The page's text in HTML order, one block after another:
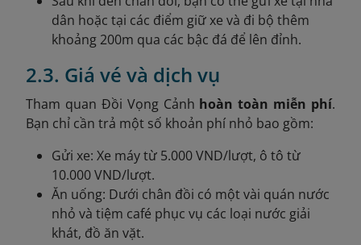
dân hoặc tại các điểm giữ xe và đi bộ thêm
khoảng 200m qua các bậc đá để lên đỉnh.
2.3. Giá vé và dịch vụ
Tham quan Đồi Vọng Cảnh hoàn toàn miễn phí.
Bạn chỉ cần trả một số khoản phí nhỏ bao gồm:
Gửi xe: Xe máy từ 5.000 VND/lượt, ô tô từ
10.000 VND/lượt.
Ăn uống: Dưới chân đồi có một vài quán nước
nhỏ và tiệm café phục vụ các loại nước giải
khát, đồ ăn vặt.